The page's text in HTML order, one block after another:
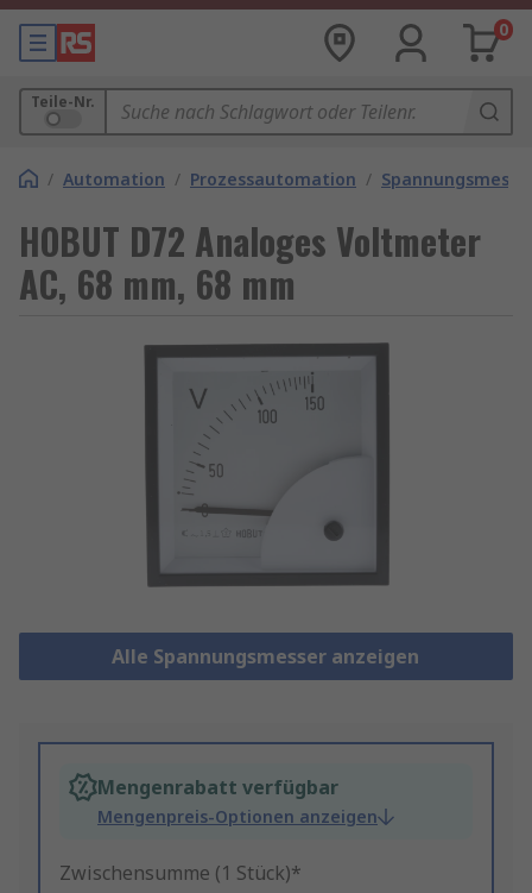
0
Teile-Nr.
/ Automation / Prozessautomation /
HOBUT D72 Analoges Voltmeter
AC, 68 mm, 68 mm
Alle Spannungsmesser anzeigen
Mengenrabatt verfügbar
Mengenpreis-Optionen anzeigen
Zwischensumme (1 Stück)*